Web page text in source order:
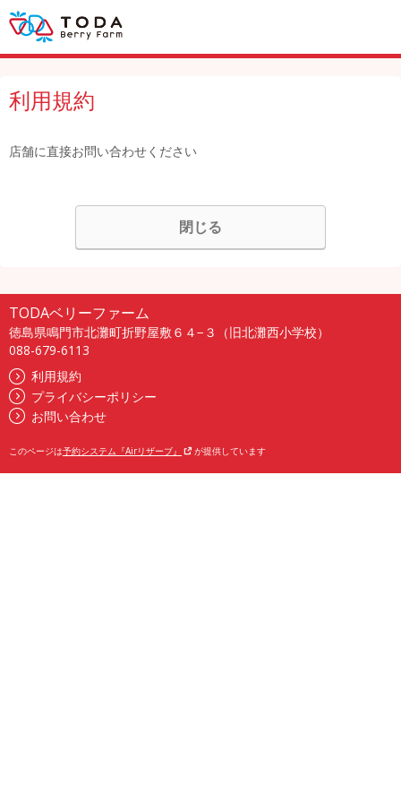
利用規約
店舗に直接お問い合わせください
閉じる
TODAベリーファーム
徳島県鳴門市北灘町折野屋敷６４−３（旧北灘西小学校）
088-679-6113
利用規約
プライバシーポリシー
お問い合わせ
このページは予約システム『Airリザーブ』 が提供しています